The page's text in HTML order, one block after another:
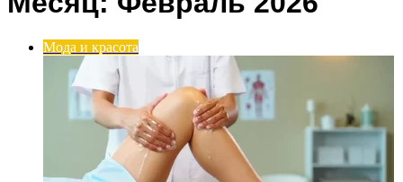
Мода и красота